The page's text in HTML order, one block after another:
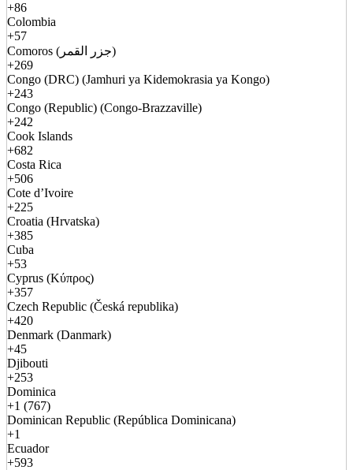
+86
Colombia
+57
Comoros (جزر القمر)
+269
Congo (DRC) (Jamhuri ya Kidemokrasia ya Kongo)
+243
Congo (Republic) (Congo-Brazzaville)
+242
Cook Islands
+682
Costa Rica
+506
Cote d’Ivoire
+225
Croatia (Hrvatska)
+385
Cuba
+53
Cyprus (Κύπρος)
+357
Czech Republic (Česká republika)
+420
Denmark (Danmark)
+45
Djibouti
+253
Dominica
+1 (767)
Dominican Republic (República Dominicana)
+1
Ecuador
+593